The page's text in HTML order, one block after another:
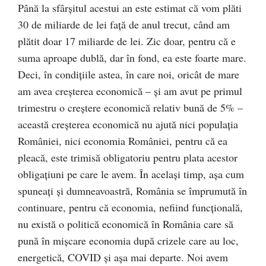
Până la sfârşitul acestui an este estimat că vom plăti
30 de miliarde de lei faţă de anul trecut, când am
plătit doar 17 miliarde de lei. Zic doar, pentru că e
suma aproape dublă, dar în fond, ea este foarte mare.
Deci, în condiţiile astea, în care noi, oricât de mare
am avea creşterea economică – şi am avut pe primul
trimestru o creştere economică relativ bună de 5% –
această creșterea economică nu ajută nici populația
României, nici economia României, pentru că ea
pleacă, este trimisă obligatoriu pentru plata acestor
obligaţiuni pe care le avem. În acelaşi timp, așa cum
spuneaţi și dumneavoastră, România se împrumută în
continuare, pentru că economia, nefiind funcţională,
nu există o politică economică în România care să
pună în mișcare economia după crizele care au loc,
energetică, COVID şi aşa mai departe. Noi avem